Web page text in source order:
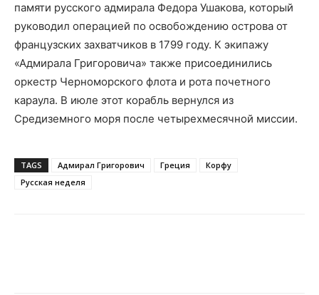
памяти русского адмирала Федора Ушакова, который
руководил операцией по освобождению острова от
французских захватчиков в 1799 году. К экипажу
«Адмирала Григоровича» также присоединились
оркестр Черноморского флота и рота почетного
караула. В июле этот корабль вернулся из
Средиземного моря после четырехмесячной миссии.
TAGS Адмирал Григорович Греция
Корфу
Русская неделя